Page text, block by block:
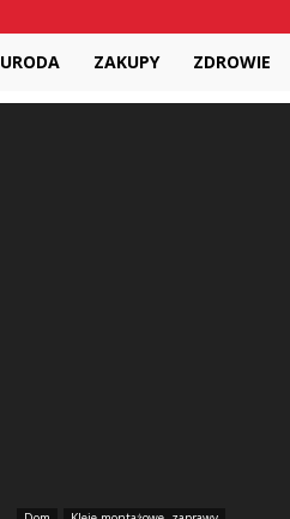
URODA ZAKUPY ZDROWIE